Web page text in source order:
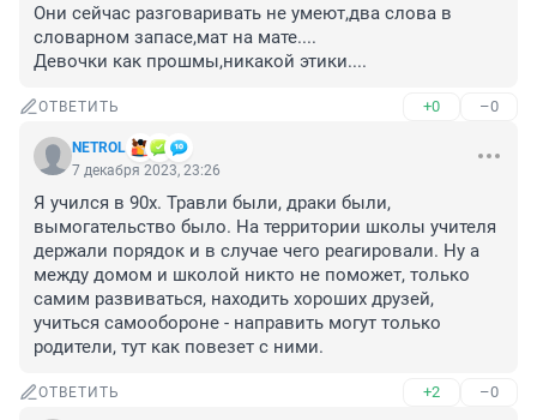
Они сейчас разговаривать не умеют,два слова в
словарном запасе,мат на мате....
Девочки как прошмы,никакой этики....
ОТВЕТИТЬ +0 –0
NETROL
7 декабря 2023, 23:26
Я учился в 90х. Травли были, драки были,
вымогательство было. На территории школы учителя
держали порядок и в случае чего реагировали. Ну а
между домом и школой никто не поможет, только
самим развиваться, находить хороших друзей,
учиться самообороне - направить могут только
родители, тут как повезет с ними.
ОТВЕТИТЬ +2 –0